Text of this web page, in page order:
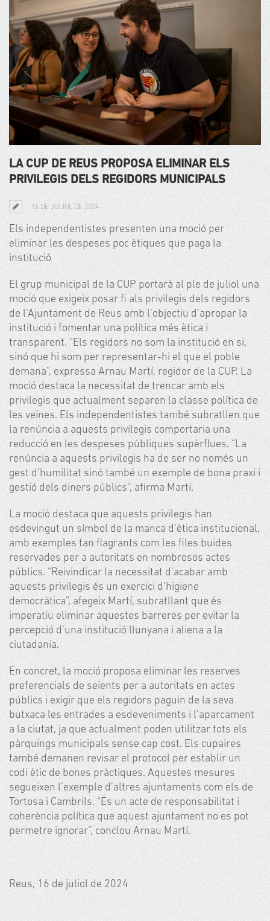
LA CUP DE REUS PROPOSA ELIMINAR ELS
PRIVILEGIS DELS REGIDORS MUNICIPALS
16 DE JULIOL DE 2024
Els independentistes presenten una moció per
eliminar les despeses poc ètiques que paga la
institució
El grup municipal de la CUP portarà al ple de juliol una
moció que exigeix posar fi als privilegis dels regidors
de l’Ajuntament de Reus amb l’objectiu d’apropar la
institució i fomentar una política més ètica i
transparent. “Els regidors no som la institució en si,
sinó que hi som per representar-hi el que el poble
demana”, expressa Arnau Martí, regidor de la CUP. La
moció destaca la necessitat de trencar amb els
privilegis que actualment separen la classe política de
les veïnes. Els independentistes també subratllen que
la renúncia a aquests privilegis comportaria una
reducció en les despeses públiques supèrflues. “La
renúncia a aquests privilegis ha de ser no només un
gest d’humilitat sinó també un exemple de bona praxi i
gestió dels diners públics”, afirma Martí.
La moció destaca que aquests privilegis han
esdevingut un símbol de la manca d’ètica institucional,
amb exemples tan flagrants com les files buides
reservades per a autoritats en nombrosos actes
públics. “Reivindicar la necessitat d’acabar amb
aquests privilegis és un exercici d’higiene
democràtica”, afegeix Martí, subratllant que és
imperatiu eliminar aquestes barreres per evitar la
percepció d’una institució llunyana i aliena a la
ciutadania.
En concret, la moció proposa eliminar les reserves
preferencials de seients per a autoritats en actes
públics i exigir que els regidors paguin de la seva
butxaca les entrades a esdeveniments i l’aparcament
a la ciutat, ja que actualment poden utilitzar tots els
pàrquings municipals sense cap cost. Els cupaires
també demanen revisar el protocol per establir un
codi ètic de bones pràctiques. Aquestes mesures
segueixen l’exemple d’altres ajuntaments com els de
Tortosa i Cambrils. “És un acte de responsabilitat i
coherència política que aquest ajuntament no es pot
permetre ignorar”, conclou Arnau Martí.
Reus, 16 de juliol de 2024